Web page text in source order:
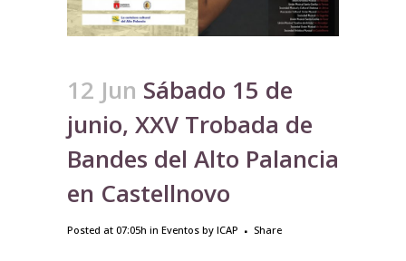
12 Jun Sábado 15 de
junio, XXV Trobada de
Bandes del Alto Palancia
en Castellnovo
Posted at 07:05h in Eventos by ICAP Share